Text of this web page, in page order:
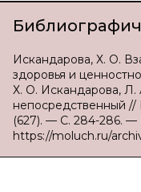
Искандарова, Х. О.
здоровья и
Х. О. Искандарова, Л.
непосредственный
(627). — С. 284-286. —
https://moluch.ru/